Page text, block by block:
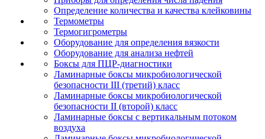
Определение количества и качества клейковины
Термометры
Термогигрометры
Оборудование для определения вязкости
Оборудование для анализа нефтей
Боксы для ПЦР-диагностики
Ламинарные боксы микробиологической
безопасности III (третий) класс
Ламинарные боксы микробиологической
безопасности II (второй) класс
Ламинарные боксы с вертикальным потоком
воздуха